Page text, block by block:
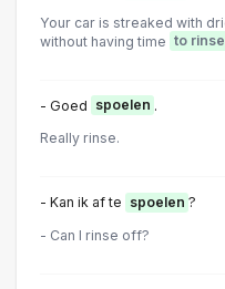
Your car is streaked with
without having time to rinse
- Goed spoelen .
Really rinse.
- Kan ik af te spoelen ?
- Can I rinse off?